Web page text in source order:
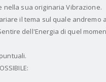
nella sua originaria Vibrazione.
il tema sul quale andremo
dell'Energia di quel